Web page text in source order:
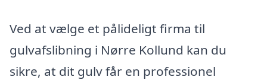
Ved at vælge et pålideligt firma til
gulvafslibning i Nørre Kollund kan du
sikre, at dit gulv får en professionel